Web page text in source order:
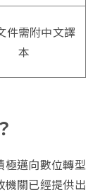
件需附中文譯
本
極邁向數位轉型
機關已經提供出